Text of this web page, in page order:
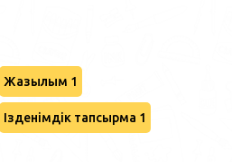
Жазылым 1
Ізденімдік тапсырма 1